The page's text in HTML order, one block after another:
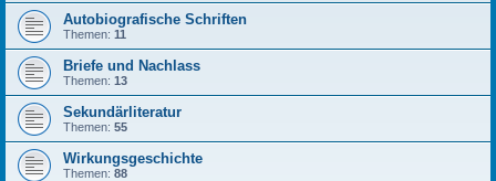
Autobiografische Schriften
Themen: 11
Briefe und Nachlass
Themen: 13
Sekundärliteratur
Themen: 55
Wirkungsgeschichte
Themen: 88